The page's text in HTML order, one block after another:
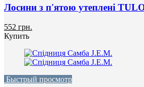
Лосини з п'ятою утеплені
552 грн.
Купить
Быстрый просмотр